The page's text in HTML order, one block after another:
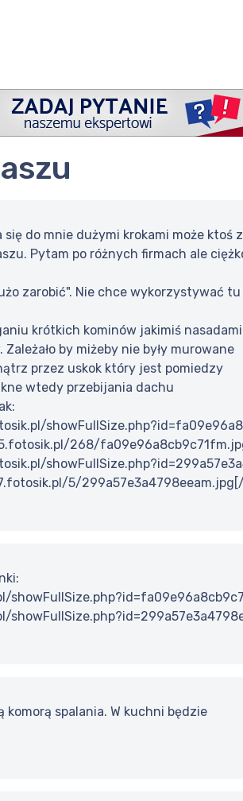
się do mnie dużymi krokami może
Pytam po różnych firmach ale
zarobić". Nie chce wykorzystywać
krótkich kominów jakimiś
by miżeby nie były murowane
przez uskok który jest pomiedzy
wtedy przebijania dachu
268/
5/299a57e3a4798eeam.jpg[/
komorą spalania. W kuchni będzie